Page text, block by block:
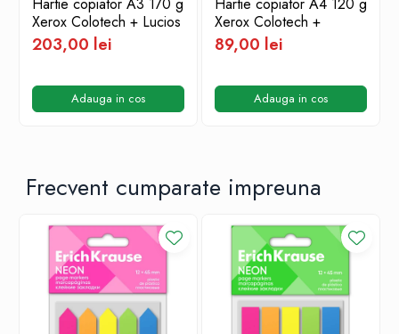
Xerox Colotech + Lucios
203,00 lei
Adauga in cos
Xerox Colotech +
89,00 lei
Adauga in cos
Frecvent cumparate impreuna